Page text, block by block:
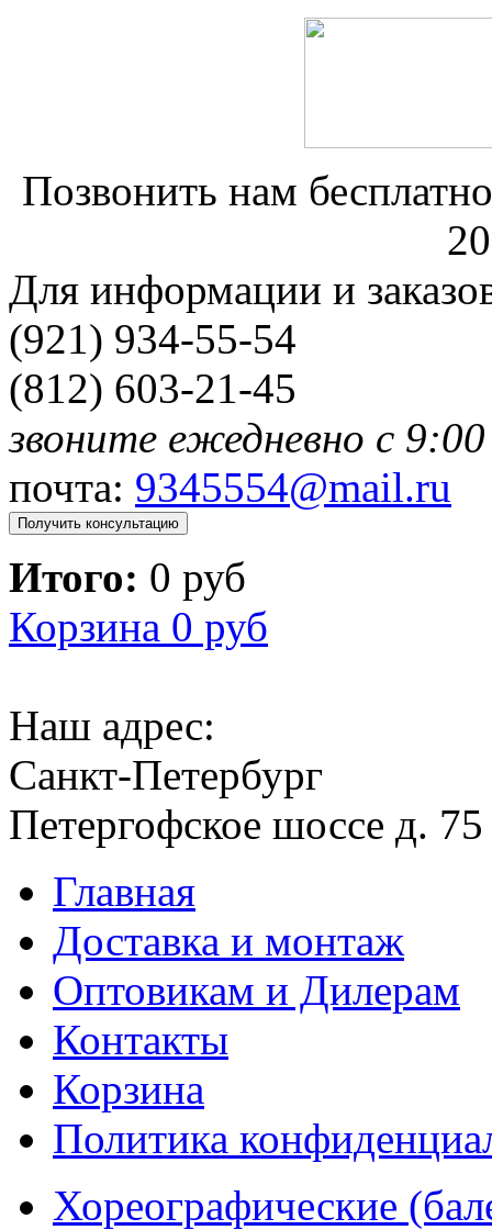
Позвонить нам
Для информации и
(921) 934-55-54
(812) 603-21-45
звоните ежедневно с
почта: 9345554@mail.ru
Получить консультацию
Итого: 0 руб
Корзина 0 руб
Наш адрес:
Санкт-Петербург
Петергофское шоссе д. 75
Главная
Доставка и монтаж
Оптовикам и Дилерам
Контакты
Корзина
Политика
Хореографические